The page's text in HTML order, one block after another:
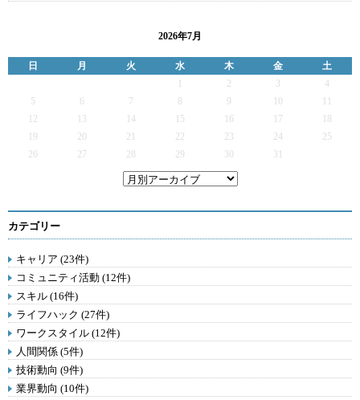
2026年7月
日 月 火 水 木 金
土
2 3
4
5
6 7 9
12
13 14 15 16 17
19
20 21 22 23 24
25
26
27 28 29 30 31
カテゴリー
キャリア (23件)
コミュニティ活動 (12件)
スキル (16件)
ライフハック (27件)
ワークスタイル (12件)
人間関係 (5件)
技術動向 (9件)
業界動向 (10件)